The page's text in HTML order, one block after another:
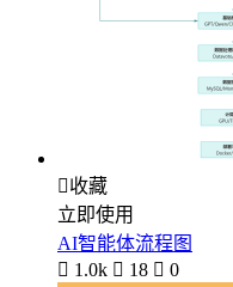
收藏
立即使用
AI智能体流程图
 1.0k  18  0